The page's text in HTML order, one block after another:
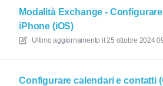
Modalità Exchange - Configurare
iPhone (iOS)
Ultimo aggiornamento il 25 ottobre 2024
Configurare calendari e contatti